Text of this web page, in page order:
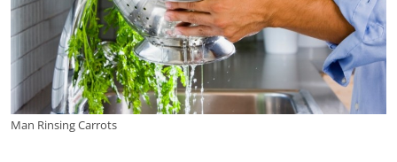
Man Rinsing Carrots